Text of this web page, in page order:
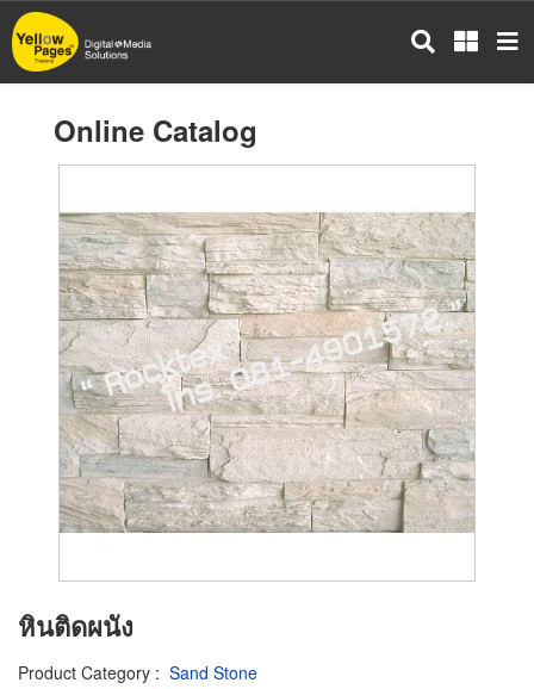
Skip
to
main
Online Catalog
หินติดผนัง
Product Category : Sand Stone